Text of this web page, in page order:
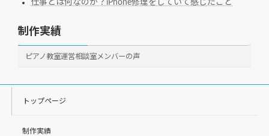
仕事とは何なのか？iPhone修理をしていて感じたこと
制作実績
ピアノ教室運営相談室メンバーの声
トップページ
制作実績